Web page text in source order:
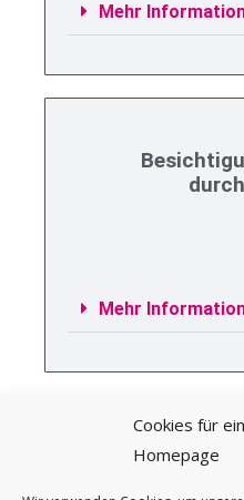
Cookies für
Homepage
Mehr
Mehr
Wir halten Sie